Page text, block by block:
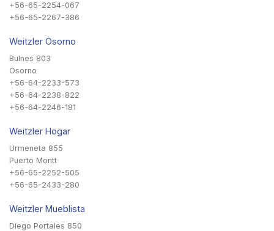
+56-65-2254-067
+56-65-2267-386
Weitzler Osorno
Bulnes 803
Osorno
+56-64-2233-573
+56-64-2238-822
+56-64-2246-181
Weitzler Hogar
Urmeneta 855
Puerto Montt
+56-65-2252-505
+56-65-2433-280
Weitzler Mueblista
Diego Portales 850